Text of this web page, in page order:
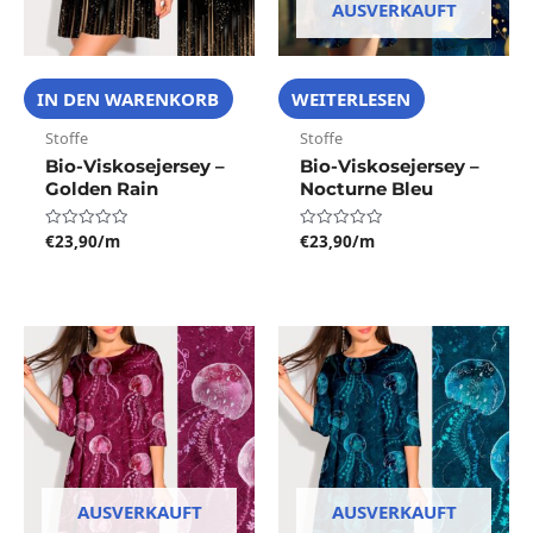
IN DEN WARENKORB
Stoffe
Bio-Viskosejersey –
Golden Rain
Bewertet
mit
€23,90/m
AUSVERKAUFT
WEITERLESEN
Stoffe
Bio-Viskosejersey –
Nocturne Bleu
Bewertet
mit
€23,90/m
AUSVERKAUFT AUSVERKAUFT